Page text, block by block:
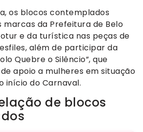
os blocos contemplados
marcas da Prefeitura de Belo
e da turística nas peças de
além de participar da
Quebre o Silêncio”, que
apoio a mulheres em situação
início do Carnaval.
de blocos